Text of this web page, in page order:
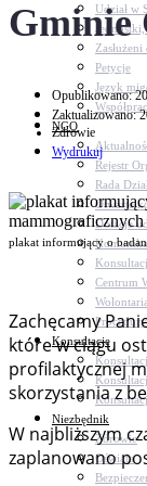
Udział w
Petycje
Język
NGO
Rejestr
Rada
Otwarte
Dotacje
Centrum
Konsultacje
Niezbędnik
Zdrowie
Oświata
Gminie
Opublikowano:
Zaktualizowano:
Zdrowie
Wydrukuj
plakat informujący o
Zachęcamy
które w ciągu
profilaktycznej
skorzystania z
W najbliższym
zaplanowano